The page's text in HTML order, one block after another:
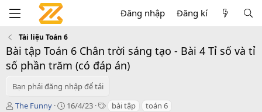
Đăng nhập Đăng kí
Tài liệu Toán 6
Bài tập Toán 6 Chân trời sáng tạo - Bài 4 Tỉ số và tỉ
số phần trăm (có đáp án)
Bạn phải đăng nhập để tải
T
The Funny
C16/4/23
T bài tập toán 6